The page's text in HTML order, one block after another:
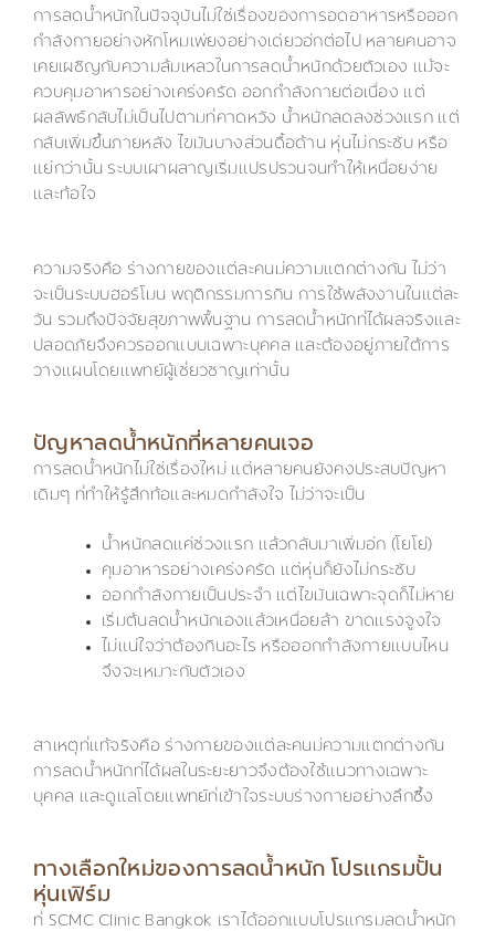
การลดน้ำหนักในปัจจุบันไม่ใช่เรื่องของการอดอาหารหรือออก
กำลังกายอย่างหักโหมเพียงอย่างเดียวอีกต่อไป หลายคนอาจ
เคยเผชิญกับความล้มเหลวในการลดน้ำหนักด้วยตัวเอง แม้จะ
ควบคุมอาหารอย่างเคร่งครัด ออกกำลังกายต่อเนื่อง แต่
ผลลัพธ์กลับไม่เป็นไปตามที่คาดหวัง น้ำหนักลดลงช่วงแรก แต่
กลับเพิ่มขึ้นภายหลัง ไขมันบางส่วนดื้อด้าน หุ่นไม่กระชับ หรือ
แย่กว่านั้น ระบบเผาผลาญเริ่มแปรปรวนจนทำให้เหนื่อยง่าย
และท้อใจ
ความจริงคือ ร่างกายของแต่ละคนมีความแตกต่างกัน ไม่ว่า
จะเป็นระบบฮอร์โมน พฤติกรรมการกิน การใช้พลังงานในแต่ละ
วัน รวมถึงปัจจัยสุขภาพพื้นฐาน การลดน้ำหนักที่ได้ผลจริงและ
ปลอดภัยจึงควรออกแบบเฉพาะบุคคล และต้องอยู่ภายใต้การ
วางแผนโดยแพทย์ผู้เชี่ยวชาญเท่านั้น
ปัญหาลดน้ำหนักที่หลายคนเจอ
การลดน้ำหนักไม่ใช่เรื่องใหม่ แต่หลายคนยังคงประสบปัญหา
เดิมๆ ที่ทำให้รู้สึกท้อและหมดกำลังใจ ไม่ว่าจะเป็น
น้ำหนักลดแค่ช่วงแรก แล้วกลับมาเพิ่มอีก (โยโย่)
คุมอาหารอย่างเคร่งครัด แต่หุ่นก็ยังไม่กระชับ
ออกกำลังกายเป็นประจำ แต่ไขมันเฉพาะจุดก็ไม่หาย
เริ่มต้นลดน้ำหนักเองแล้วเหนื่อยล้า ขาดแรงจูงใจ
ไม่แน่ใจว่าต้องกินอะไร หรือออกกำลังกายแบบไหน
จึงจะเหมาะกับตัวเอง
สาเหตุที่แท้จริงคือ ร่างกายของแต่ละคนมีความแตกต่างกัน
การลดน้ำหนักที่ได้ผลในระยะยาวจึงต้องใช้แนวทางเฉพาะ
บุคคล และดูแลโดยแพทย์ที่เข้าใจระบบร่างกายอย่างลึกซึ้ง
ทางเลือกใหม่ของการลดน้ำหนัก โปรแกรมปั้น
หุ่นเฟิร์ม
ที่ SCMC Clinic Bangkok เราได้ออกแบบโปรแกรมลดน้ำหนัก